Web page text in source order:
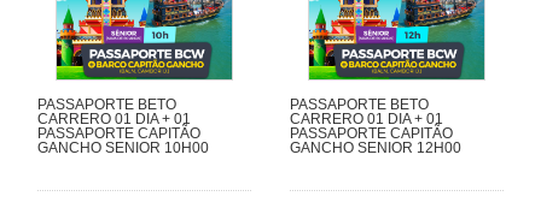
PASSAPORTE BETO
CARRERO 01 DIA + 01
PASSAPORTE CAPITÃO
GANCHO SENIOR 10H00
PASSAPORTE BETO
CARRERO 01 DIA + 01
PASSAPORTE CAPITÃO
GANCHO SENIOR 12H00